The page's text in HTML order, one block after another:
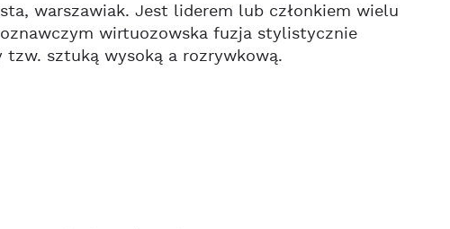
warszawiak. Jest liderem lub członkiem wielu
wirtuozowska fuzja stylistycznie
sztuką wysoką a rozrywkową.